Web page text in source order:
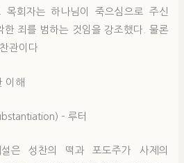
목회자는 하나님이 죽으심으로 주신
한 죄를 범하는 것임을 강조했다. 물론
관이다
이해
– 루터
은 성찬의 떡과 포도주가 사제의